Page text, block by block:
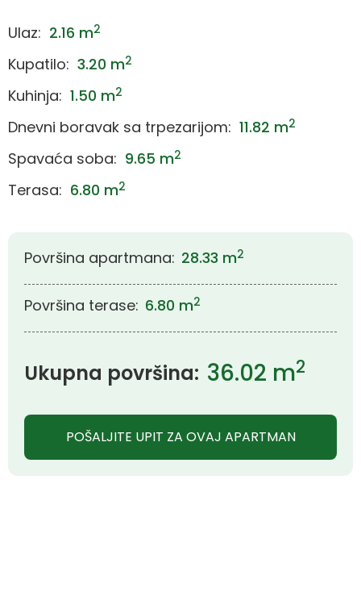
Ulaz: 2.16 m2
Kupatilo: 3.20 m2
Kuhinja: 1.50 m2
Dnevni boravak sa trpezarijom: 11.82 m2
Spavaća soba: 9.65 m2
Terasa: 6.80 m2
Površina apartmana: 28.33 m2
Površina terase: 6.80 m2
Ukupna površina: 36.02 m2
POŠALJITE UPIT ZA OVAJ APARTMAN